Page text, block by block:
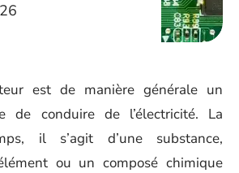
est de manière générale un
de conduire de l’électricité. La
il s’agit d’une substance,
ou un composé chimique